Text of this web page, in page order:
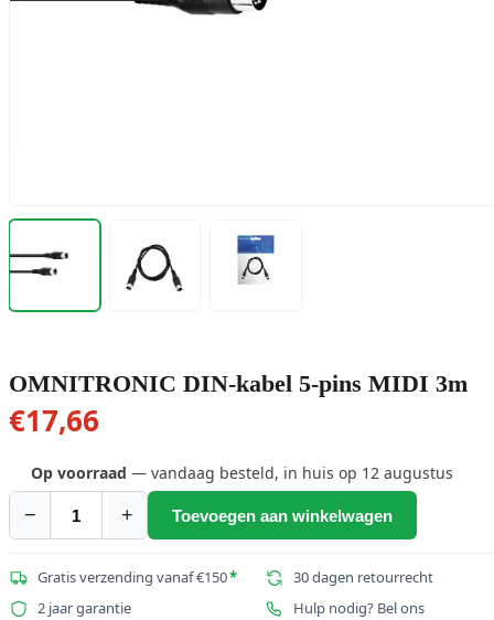
OMNITRONIC DIN-kabel 5-pins MIDI 3m
€17,66
Op voorraad — vandaag besteld, in huis op 12 augustus
−
OMNITRONIC
kabel
5-
+ Toevoegen aan winkelwagen
Gratis verzending vanaf €150*
30 dagen retourrecht
2 jaar garantie
Hulp nodig? Bel ons